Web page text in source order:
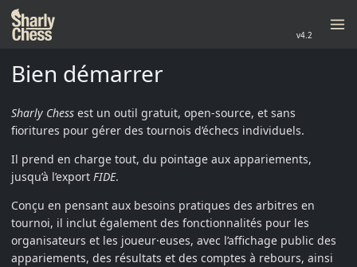
v4.2
Bien démarrer
Sharly Chess est un outil gratuit, open-source, et sans
fioritures pour gérer des tournois d’échecs individuels.
Il prend en charge tout, du pointage aux appariements,
jusqu’à l’export FIDE.
Conçu en pensant aux besoins pratiques des arbitres en
tournoi, il inclut également des fonctionnalités pour les
organisateurs et les joueur·euses, avec l’affichage public des
appariements, des résultats et des comptes à rebours, ainsi